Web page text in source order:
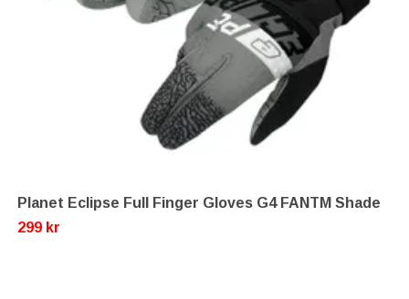
Planet Eclipse Full Finger Gloves G4 FANTM Shade
299 kr